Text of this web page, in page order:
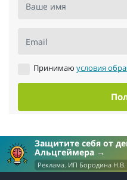
Ваше имя
Email
Принимаю условия
Защитите себя от
Альцгеймера
Реклама. ИП Бородина Н.В.